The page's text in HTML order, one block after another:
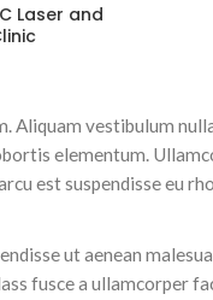
Laser and
vestibulum
elementum.
est suspendisse eu
ut aenean
fusce a ullamcorper